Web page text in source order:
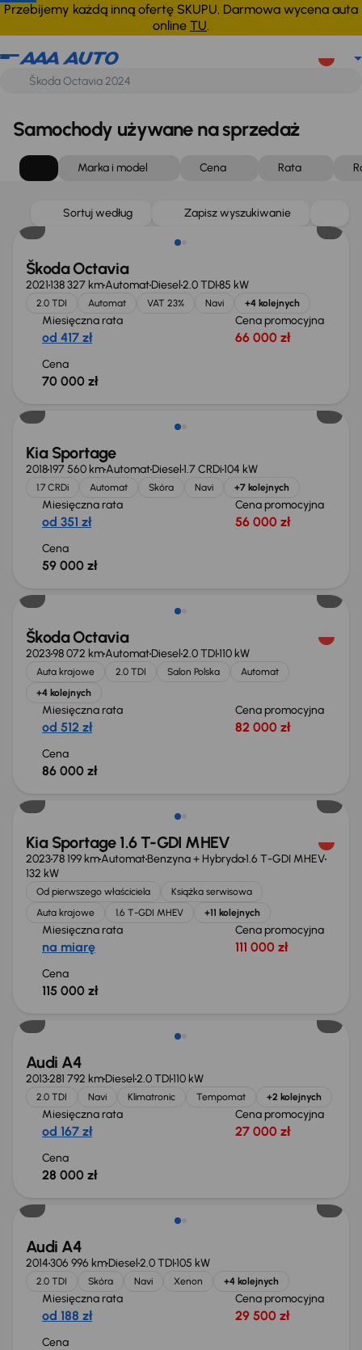
Przebijemy każdą inną ofertę SKUPU. Darmowa wycena auta
online TU.
Samochody używane na sprzedaż
Marka i model Cena Rata
Sortuj według Zapisz wyszukiwanie
Możliwość odliczenia VAT
Škoda Octavia
2021138 327 kmAutomatDiesel2.0 TDI85 kW
2.0 TDI Automat VAT 23% Navi +4 kolejnych
Miesięczna rata
od 417 zł
Cena promocyjna
66 000 zł
Cena
70 000 zł
Kia Sportage
2018197 560 kmAutomatDiesel1.7 CRDi104 kW
1.7 CRDi Automat Skóra Navi +7 kolejnych
Miesięczna rata
od 351 zł
Cena promocyjna
56 000 zł
Cena
59 000 zł
Škoda Octavia
202398 072 kmAutomatDiesel2.0 TDI110 kW
Auta krajowe 2.0 TDI Salon Polska
Automat
+4 kolejnych
Miesięczna rata
od 512 zł
Cena promocyjna
82 000 zł
Cena
86 000 zł
Możliwość odliczenia VAT
Kia Sportage 1.6 T-GDI MHEV
202378 199 kmAutomatBenzyna + Hybryda1.6 T-GDI MHEV
132 kW
Od pierwszego właściciela
Książka serwisowa
Auta krajowe
1.6 T-GDI MHEV +11 kolejnych
Miesięczna rata
na miarę
Cena promocyjna
111 000 zł
Cena
115 000 zł
Audi A4
2013281 792 kmDiesel2.0 TDI110 kW
2.0 TDI Navi Klimatronic Tempomat +2 kolejnych
Miesięczna rata
od 167 zł
Cena promocyjna
27 000 zł
Cena
28 000 zł
Audi A4
2014306 996 kmDiesel2.0 TDI105 kW
2.0 TDI Skóra Navi Xenon +4 kolejnych
Miesięczna rata
od 188 zł
Cena promocyjna
29 500 zł
Cena